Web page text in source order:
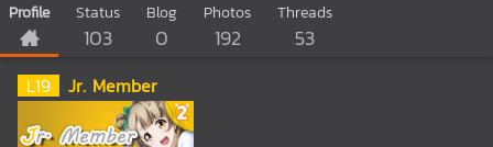
Profile Status
103
Blog
0
Photos
192
Threads
53
L19 Jr. Member